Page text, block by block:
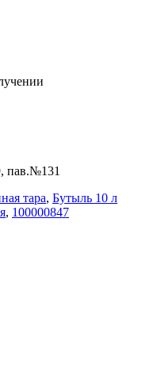
пав.№131
тара, Бутыль 10 л
, 100000847